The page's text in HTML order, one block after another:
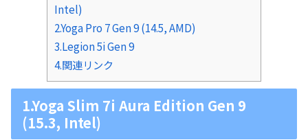
Intel)
2.Yoga Pro 7 Gen 9 (14.5, AMD)
3.Legion 5i Gen 9
4.関連リンク
1.Yoga Slim 7i Aura Edition Gen 9
(15.3, Intel)